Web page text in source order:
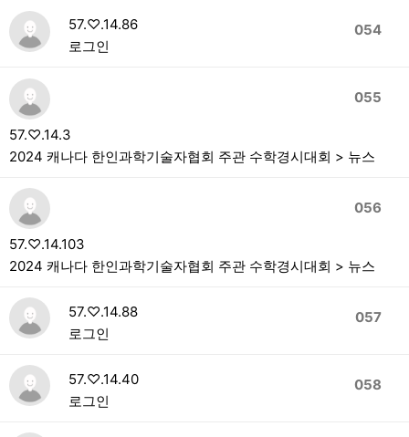
054
57.♡.14.86
로그인
055
57.♡.14.3
2024 캐나다 한인과학기술자협회 주관 수학경시대회 > 뉴스
056
57.♡.14.103
2024 캐나다 한인과학기술자협회 주관 수학경시대회 > 뉴스
057
57.♡.14.88
로그인
058
57.♡.14.40
로그인